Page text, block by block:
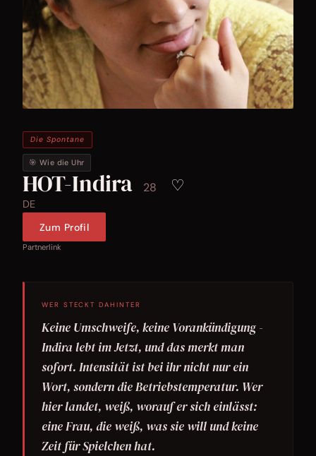
Die Spontane
🎯 Wie die Uhr
HOT-Indira 28 ♡
DE
Zum Profil
Partnerlink
WER STECKT DAHINTER
Keine Umschweife, keine Vorankündigung -
Indira lebt im Jetzt, und das merkt man
sofort. Intensität ist bei ihr nicht nur ein
Wort, sondern die Betriebstemperatur. Wer
hier landet, weiß, worauf er sich einlässt:
eine Frau, die weiß, was sie will und keine
Zeit für Spielchen hat.